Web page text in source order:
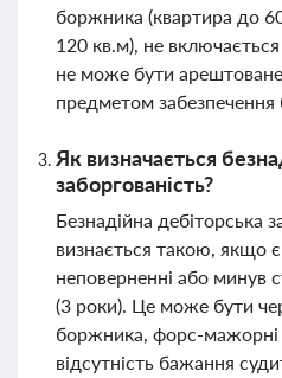
боржника (квартира до
120 кв.м), не включається
не може бути
предметом забезпечення
Як визначається
заборгованість?
Безнадійна дебіторська
визнається такою, якщо є
неповерненні або минув
(3 роки). Це може бути
боржника, форс-мажорні
відсутність бажання